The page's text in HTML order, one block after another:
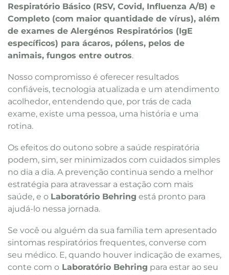
Respiratório Básico (RSV, Covid, Influenza A/B) e
Completo (com maior quantidade de vírus), além
de exames de Alergénos Respiratórios (IgE
específicos) para ácaros, pólens, pelos de
animais, fungos entre outros.
Nosso compromisso é oferecer resultados
confiáveis, tecnologia atualizada e um atendimento
acolhedor, entendendo que, por trás de cada
exame, existe uma pessoa, uma história e uma
rotina.
Os efeitos do outono sobre a saúde respiratória
podem, sim, ser minimizados com cuidados simples
no dia a dia. A prevenção continua sendo a melhor
estratégia para atravessar a estação com mais
saúde, e o Laboratório Behring está pronto para
ajudá-lo nessa jornada.
Se você ou alguém da sua família tem apresentado
sintomas respiratórios frequentes, converse com
seu médico. E, quando houver indicação de exames,
conte com o Laboratório Behring para estar ao seu